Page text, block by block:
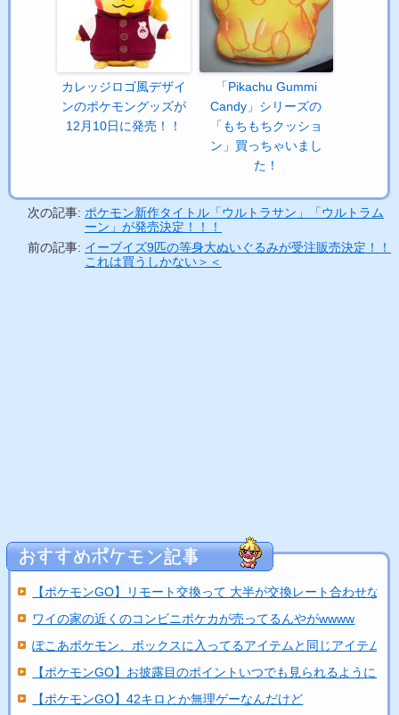
カレッジロゴ風デザイ
ンのポケモングッズが
12月10日に発売！！
「Pikachu Gummi
Candy」シリーズの
「もちもちクッショ
ン」買っちゃいまし
た！
次の記事: ポケモン新作タイトル「ウルトラサン」「ウルトラム
ーン」が発売決定！！！
前の記事: イーブイズ9匹の等身大ぬいぐるみが受注販売決定！！
これは買うしかない＞＜
【ポケモンGO】リモート交換って 大半が交換レート合わせな...
ワイの家の近くのコンビニポケカが売ってるんやがwwww
ぽこあポケモン、ボックスに入ってるアイテムと同じアイテムを
【ポケモンGO】お披露目のポイントいつでも見られるようにし
【ポケモンGO】42キロとか無理ゲーなんだけど